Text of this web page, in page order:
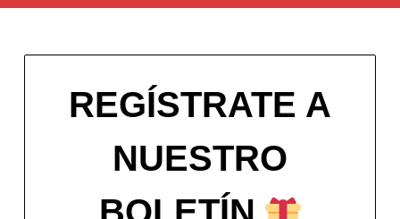
REGÍSTRATE A
NUESTRO